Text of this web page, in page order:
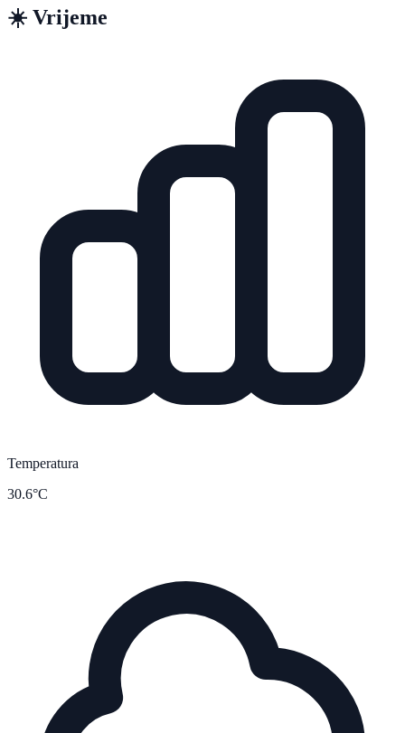
☀️ Vrijeme
Temperatura
30.6°C